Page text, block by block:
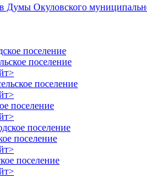
Думы Окуловского
поселение
поселение
поселение
поселение
поселение
поселение
поселение